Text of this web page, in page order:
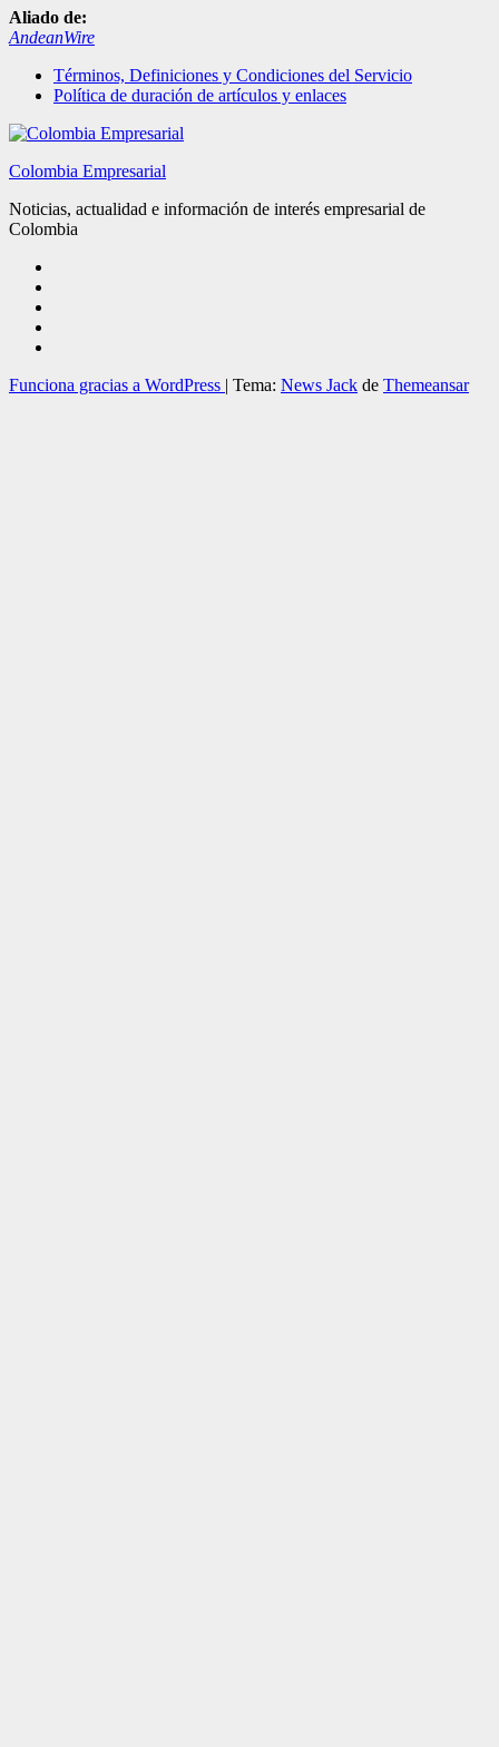
Aliado de:
AndeanWire
Términos, Definiciones y Condiciones del Servicio
Política de duración de artículos y enlaces
Colombia Empresarial
Noticias, actualidad e información de interés empresarial de
Colombia
Funciona gracias a WordPress | Tema: News Jack de Themeansar